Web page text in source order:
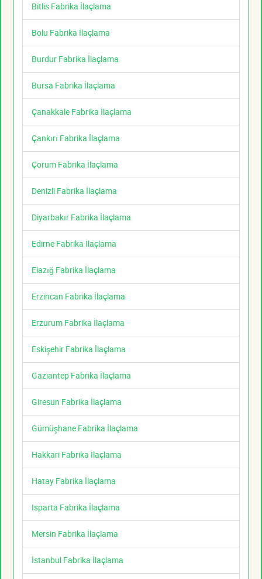
Bitlis Fabrika İlaçlama
Bolu Fabrika İlaçlama
Burdur Fabrika İlaçlama
Bursa Fabrika İlaçlama
Çanakkale Fabrika İlaçlama
Çankırı Fabrika İlaçlama
Çorum Fabrika İlaçlama
Denizli Fabrika İlaçlama
Diyarbakır Fabrika İlaçlama
Edirne Fabrika İlaçlama
Elazığ Fabrika İlaçlama
Erzincan Fabrika İlaçlama
Erzurum Fabrika İlaçlama
Eskişehir Fabrika İlaçlama
Gaziantep Fabrika İlaçlama
Giresun Fabrika İlaçlama
Gümüşhane Fabrika İlaçlama
Hakkari Fabrika İlaçlama
Hatay Fabrika İlaçlama
Isparta Fabrika İlaçlama
Mersin Fabrika İlaçlama
İstanbul Fabrika İlaçlama